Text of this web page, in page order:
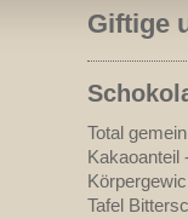
Giftige
Total
Kakaoanteil
Tafel